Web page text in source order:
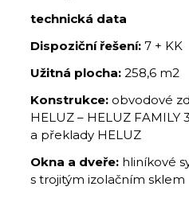
technická data
Dispoziční řešení: 7 + KK
Užitná plocha: 258,6 m2
Konstrukce: obvodové
HELUZ – HELUZ FAMILY
a překlady HELUZ
Okna a dveře: hliníkové
s trojitým izolačním sklem